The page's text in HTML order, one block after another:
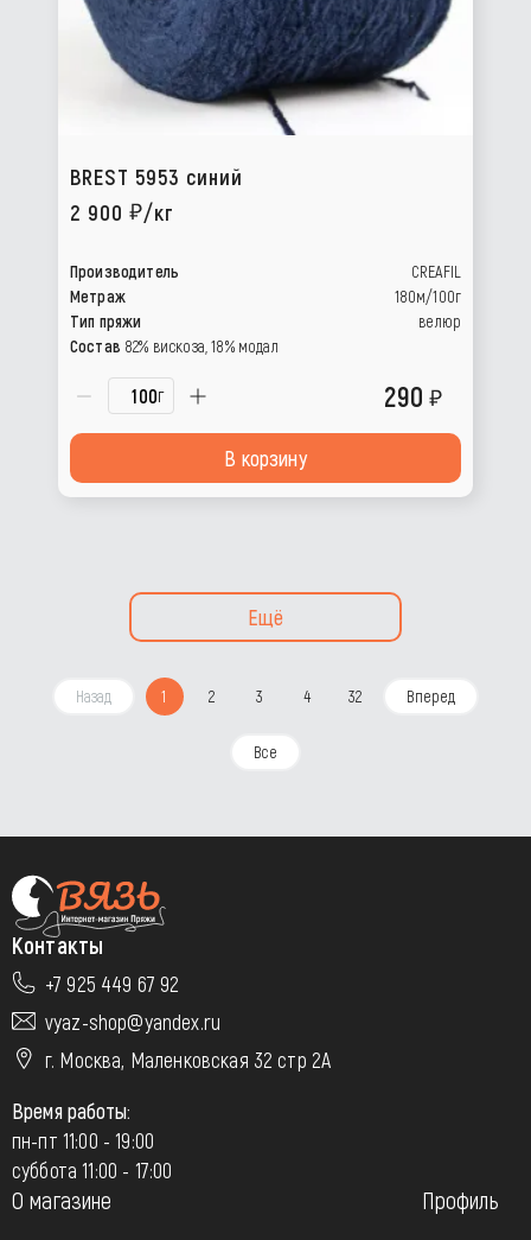
BREST 5953 синий
2 900
/кг
Производитель
CREAFIL
Метраж
180м/100г
Тип пряжи
велюр
Состав 82% вискоза, 18% модал
г 290
В корзину
Ещё
Назад 1 2 3 4 32 Вперед
Все
Контакты
+7 925 449 67 92
vyaz-shop@yandex.ru
г. Москва, Маленковская 32 стр 2А
Время работы:
пн-пт 11:00 - 19:00
суббота 11:00 - 17:00
О магазине
Профиль